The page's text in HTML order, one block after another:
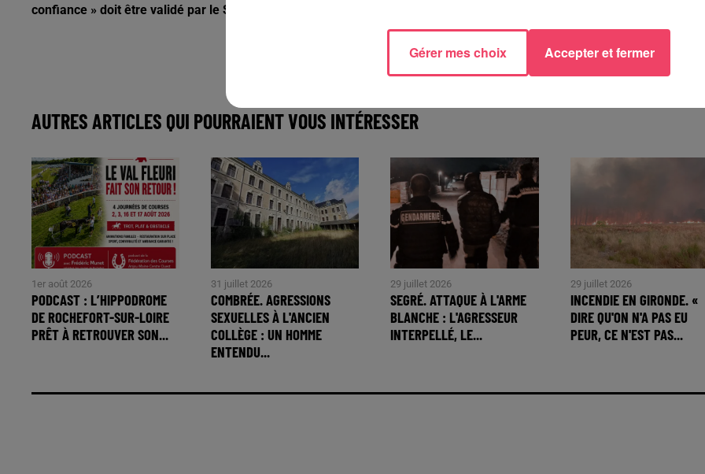
confiance » doit être validé par le Sénat le 13 mai prochain.
AUTRES ARTICLES QUI POURRAIENT VOUS INTÉRESSER
1er août 2026
PODCAST : L’HIPPODROME
DE ROCHEFORT-SUR-LOIRE
PRÊT À RETROUVER SON...
31 juillet 2026
COMBRÉE. AGRESSIONS
SEXUELLES À L'ANCIEN
COLLÈGE : UN HOMME
ENTENDU...
29 juillet 2026
SEGRÉ. ATTAQUE À L'ARME
BLANCHE : L'AGRESSEUR
INTERPELLÉ, LE...
29 juillet 2026
INCENDIE EN GIRONDE. «
DIRE QU'ON N'A PAS EU
PEUR, CE N'EST PAS...
Gérer mes choix Accepter et fermer